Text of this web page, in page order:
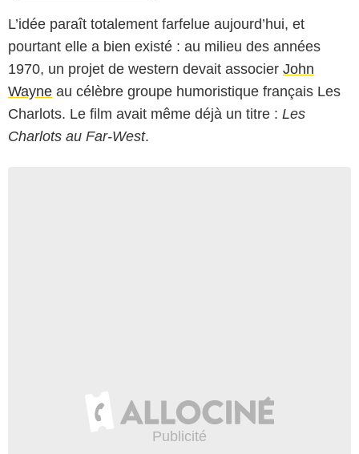
L’idée paraît totalement farfelue aujourd’hui, et
pourtant elle a bien existé : au milieu des années
1970, un projet de western devait associer John
Wayne au célèbre groupe humoristique français Les
Charlots. Le film avait même déjà un titre : Les
Charlots au Far-West.